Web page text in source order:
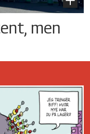
men